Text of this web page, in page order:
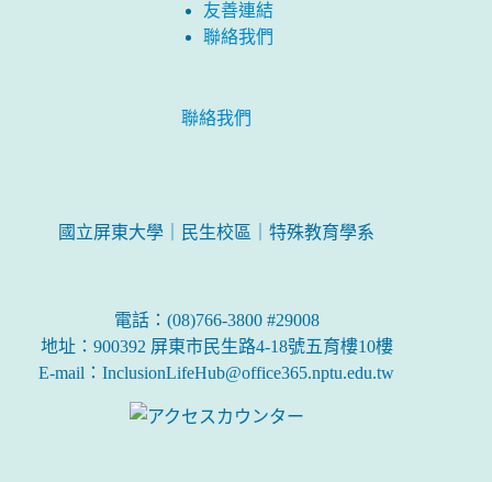
友善連結
聯絡我們
聯絡我們
國立屏東大學｜民生校區｜特殊教育學系
電話：(08)766-3800 #29008
地址：900392 屏東市民生路4-18號五育樓10樓
E-mail：InclusionLifeHub@office365.nptu.edu.tw